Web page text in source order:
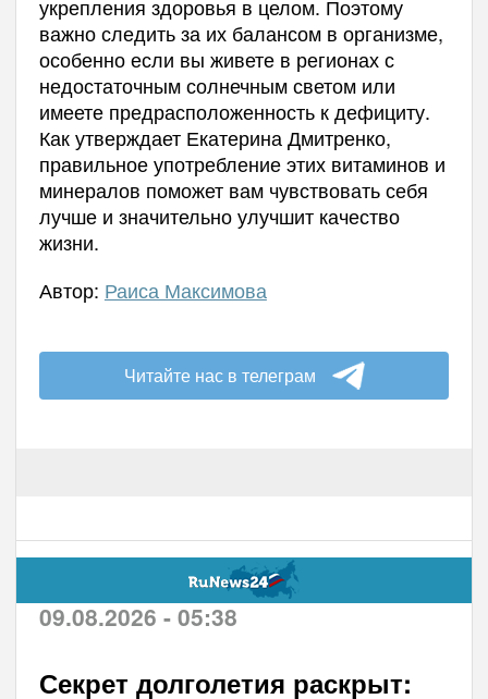
укрепления здоровья в целом. Поэтому
важно следить за их балансом в организме,
особенно если вы живете в регионах с
недостаточным солнечным светом или
имеете предрасположенность к дефициту.
Как утверждает Екатерина Дмитренко,
правильное употребление этих витаминов и
минералов поможет вам чувствовать себя
лучше и значительно улучшит качество
жизни.
Автор: Раиса Максимова
Читайте нас в телеграм
09.08.2026 - 05:38
Секрет долголетия раскрыт: